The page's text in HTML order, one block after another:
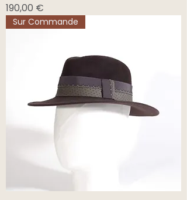
Prix
190,00 €
Sur Commande